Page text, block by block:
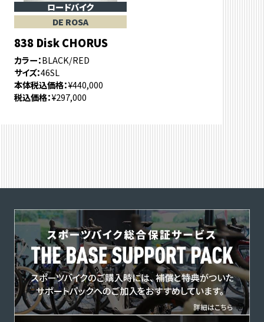
ロードバイク
DE ROSA
838 Disk CHORUS
カラー BLACK/RED
サイズ 46SL
本体税込価格 ¥440,000
税込価格 ¥297,000